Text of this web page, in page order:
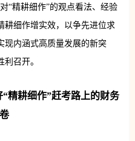
“精耕细作”的观点看法、经验
耕细作增实效，以争先进位求
现内涵式高质量发展的新突
召开。
精耕细作”赶考路上的财务